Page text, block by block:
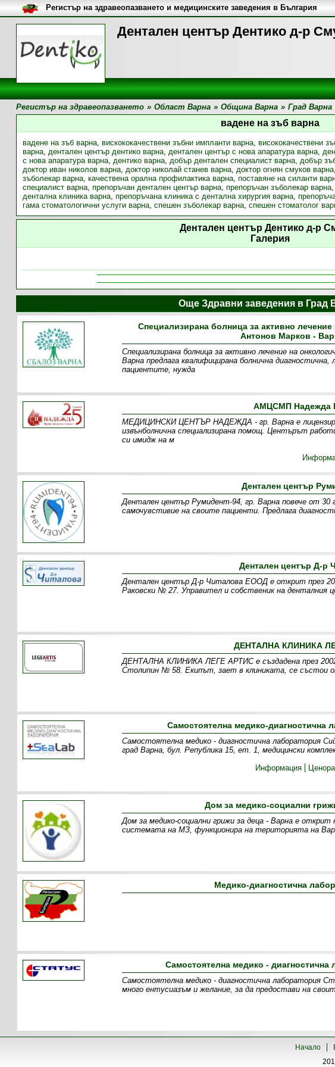
Дентален център Дентико д-р
Регистър на здравеопазването и медицинските заведения в България
Регистър на здравеопазването » Област Варна » Община Варна » Град Варна
вадене на зъб варна
вадене на зъб варна, вискококачествени зъбни импланти варна, висококачествени
варна, дентален център дентико варна, дентален център с нова апаратура варна,
с нова апаратура варна, дентико варна, добър дентален специалист варна, добър
доктор иван николов варна, доктор николай станев варна, доктор огнян смуков варна,
зъболекар варна, качествена орална профилактика варна, поставяне на силанти
специалист варна, препоръчан дентален център варна, препоръчан зъболекар варна,
дентална клиника варна, препоръчана клиника с дентална хирургия варна,
гама стоматологични услуги варна, спешен зъболекар варна, спешен стоматолог
Дентален център Дентико д-р
Галерия
Още Здравни заведения в Град
Специализирана болница за активно
Антонов Марков -
Специализирана болница за активно лечение на
Варна предлага квалифицирана болнична
пациентите, нужда
АМЦСМП Надежда
МEДИЦИНСКИ ЦЕНТЪР НАДЕЖДА - гр. Варна е
извънболнична специализирана помощ. Центърът
си имидж на м
Дентален център
Дентален център Румидент-94, гр. Варна повече от 30
самочувстивие на своите пациенти. Предлага
Дентален център Д-р
Дентален център Д-р Читалова ЕООД е открит през
Раковски № 27. Управител и собственик на денталния
ДЕНТАЛНА КЛИНИКА
ДЕНТАЛНА КЛИНИКА ЛЕГЕ АРТИС е създадена през 2002
Столипин № 58. Екипът, зает в клиниката, се състои
Самостоятелна медико-
Самостоятелна медико - диагностична лаборатория
град Варна, бул. Република 15, ет. 1, медицински
Информация
Дом за медико-социални
Дом за медико-социални грижи за деца - Варна е
системата на МЗ, функционира на територията на
Медико-диагностична
Самостоятелна медико -
Самостоятелна медико - диагностична лаборатория
много ентусиазъм и желание, за да предостави на
Начало